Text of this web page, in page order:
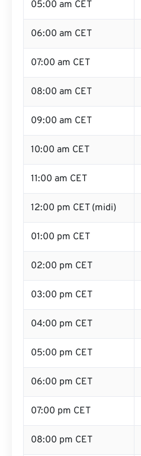
05:00 am CET
06:00 am CET
07:00 am CET
08:00 am CET
09:00 am CET
10:00 am CET
11:00 am CET
12:00 pm CET (midi)
01:00 pm CET
02:00 pm CET
03:00 pm CET
04:00 pm CET
05:00 pm CET
06:00 pm CET
07:00 pm CET
08:00 pm CET